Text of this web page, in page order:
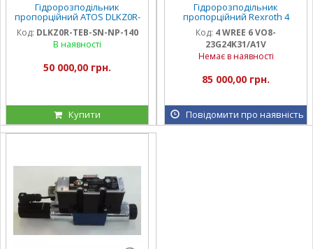
Гідророзподільник
пропорційний ATOS DLKZ0R-
TEB-SN-NP-140
Код: DLKZ0R-TEB-SN-NP-140
В наявності
50 000,00 грн.
Купити
Гідророзподільник
пропорційний Rexroth 4
WREE 6 VO8-23G24K31/A1V
Код: 4 WREE 6 VO8-
23G24K31/A1V
Немає в наявності
85 000,00 грн.
Повідомити про наявність